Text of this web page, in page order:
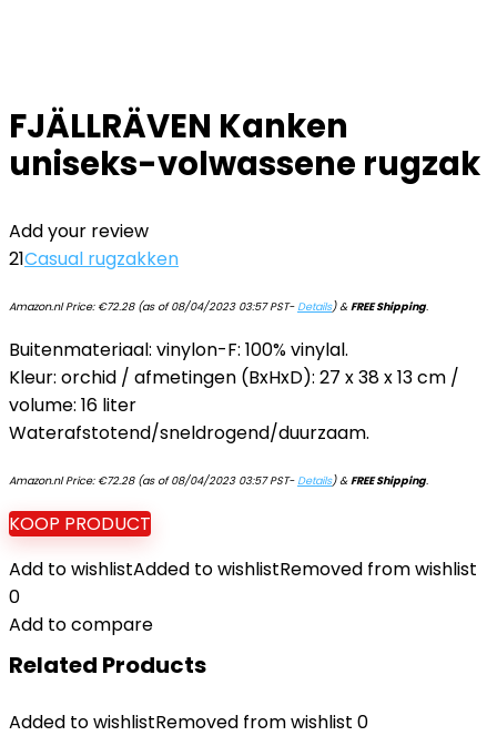
FJÄLLRÄVEN Kanken
uniseks-volwassene rugzak
Add your review
21Casual rugzakken
Amazon.nl Price: €72.28(as of 08/04/2023 03:57 PST-Details)&FREE Shipping.
Buitenmateriaal: vinylon-F: 100% vinylal.
Kleur: orchid / afmetingen (BxHxD): 27 x 38 x 13 cm /
volume: 16 liter
Waterafstotend/sneldrogend/duurzaam.
Amazon.nl Price: €72.28(as of 08/04/2023 03:57 PST-Details)&FREE Shipping.
KOOP PRODUCT
Add to wishlistAdded to wishlistRemoved from wishlist
0
Add to compare
Related Products
Added to wishlistRemoved from wishlist 0